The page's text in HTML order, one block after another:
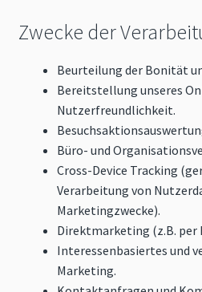
Zwecke der
Beurteilung der Bonität
Bereitstellung unseres
Nutzerfreundlichkeit.
Büro- und
Cross-Device Tracking
Verarbeitung von
Marketingzwecke).
Direktmarketing (z.B. per
Interessenbasiertes und
Marketing.